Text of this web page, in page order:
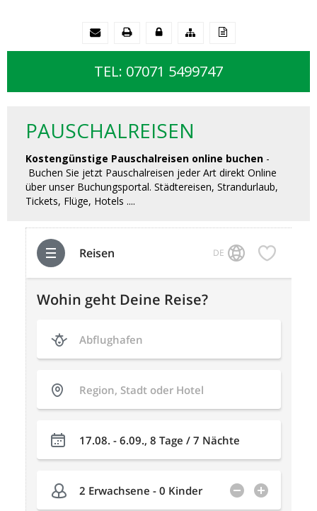
TEL: 07071 5499747
PAUSCHALREISEN
Kostengünstige Pauschalreisen online buchen-
Buchen Sie jetzt Pauschalreisen jeder Art direkt Online
über unser Buchungsportal. Städtereisen, Strandurlaub,
Tickets, Flüge, Hotels ....